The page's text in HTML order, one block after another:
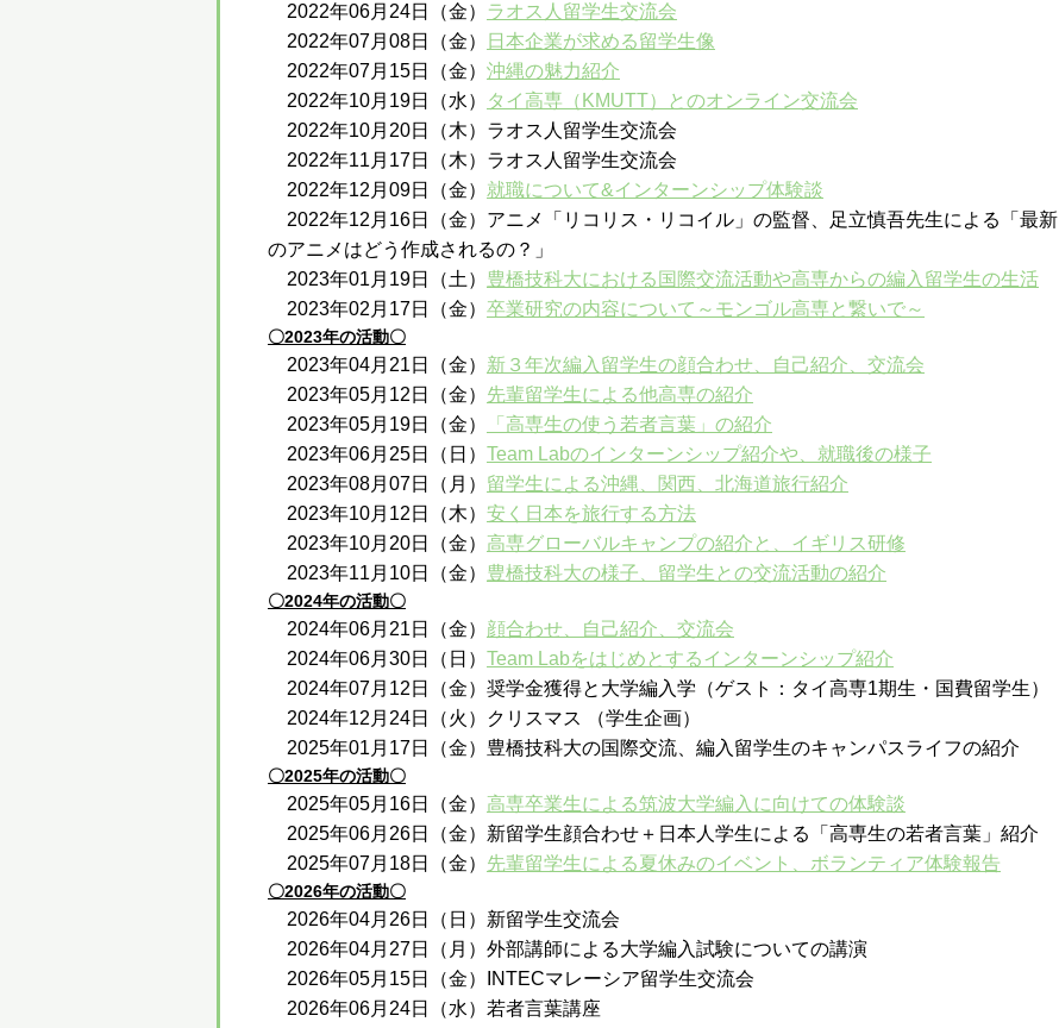
2022年06月24日（金）
ラオス人留学生交流会
2022年07月08日（金）
日本企業が求める留学生像
2022年07月15日（金） 沖縄の魅力紹介
2022年10月19日（水）
タイ高専（KMUTT）とのオンライン交流会
2022年10月20日（木）ラオス人留学生交流会
2022年11月17日（木）ラオス人留学生交流会
2022年12月09日（金） 就職について&インターンシップ体験談
2022年12月16日（金）アニメ「リコリス・リコイル」の監督、足立慎吾先生による「最新
のアニメはどう作成されるの？」
2023年01月19日（土） 豊橋技科大における国際交流活動や高専からの編入留学生の生活
2023年02月17日（金） 卒業研究の内容について～モンゴル高専と繋いで～
〇2023年の活動〇
2023年04月21日（金） 新３年次編入留学生の顔合わせ、自己紹介、交流会
2023年05月12日（金） 先輩留学生による他高専の紹介
2023年05月19日（金）
「高専生の使う若者言葉」の紹介
2023年06月25日（日） Team Labのインターンシップ紹介や、就職後の様子
2023年08月07日（月） 留学生による沖縄、関西、北海道旅行紹介
2023年10月12日（木） 安く日本を旅行する方法
2023年10月20日（金） 高専グローバルキャンプの紹介と、イギリス研修
2023年11月10日（金） 豊橋技科大の様子、留学生との交流活動の紹介
〇2024年の活動〇
2024年06月21日（金） 顔合わせ、自己紹介、交流会
2024年06月30日（日） Team Labをはじめとするインターンシップ紹介
2024年07月12日（金）奨学金獲得と大学編入学（ゲスト：タイ高専1期生・国費留学生）
2024年12月24日（火）クリスマス （学生企画）
2025年01月17日（金）豊橋技科大の国際交流、編入留学生のキャンパスライフの紹介
〇2025年の活動〇
2025年05月16日（金） 高専卒業生による筑波大学編入に向けての体験談
2025年06月26日（金）新留学生顔合わせ＋日本人学生による「高専生の若者言葉」紹介
2025年07月18日（金） 先輩留学生による夏休みのイベント、ボランティア体験報告
〇2026年の活動〇
2026年04月26日（日）新留学生交流会
2026年04月27日（月）外部講師による大学編入試験についての講演
2026年05月15日（金）INTECマレーシア留学生交流会
2026年06月24日（水）若者言葉講座